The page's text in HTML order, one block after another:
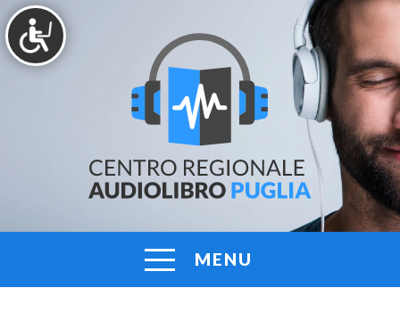
Vai
al
contenuto
AUDIOLIBRO
PUGLIA
Centro
Regionale
Puglia
MENU